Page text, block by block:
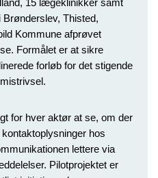
Brønderslev, Thisted,
Kommune afprøvet
Formålet er at sikre
forløb for det stigende
for hver aktør at se, om der
hos
lettere via
Pilotprojektet er